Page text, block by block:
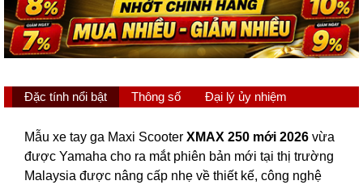
Đặc tính nổi bật Thông số Đại lý ủy nhiệm
Mẫu xe tay ga Maxi Scooter XMAX 250 mới 2026 vừa
được Yamaha cho ra mắt phiên bản mới tại thị trường
Malaysia được nâng cấp nhẹ về thiết kế, công nghệ